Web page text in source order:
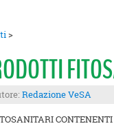
>
Redazione VeSA